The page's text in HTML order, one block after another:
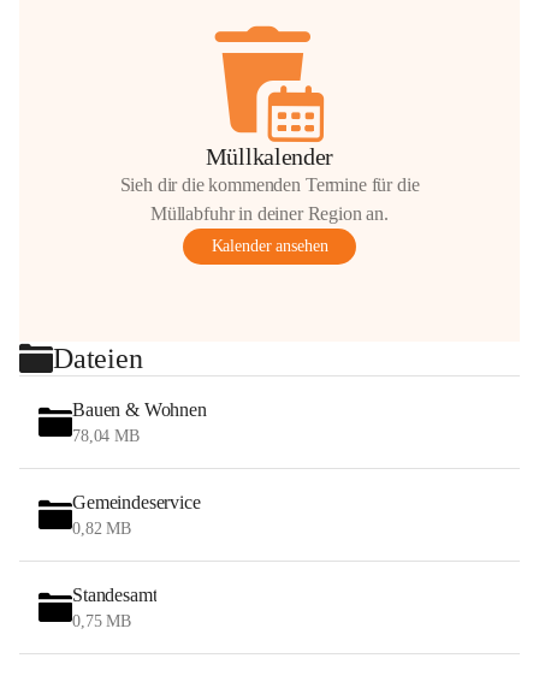
Müllkalender
Sieh dir die kommenden Termine für die
Müllabfuhr in deiner Region an.
Kalender ansehen
Dateien
Bauen & Wohnen
78,04 MB
Gemeindeservice
0,82 MB
Standesamt
0,75 MB